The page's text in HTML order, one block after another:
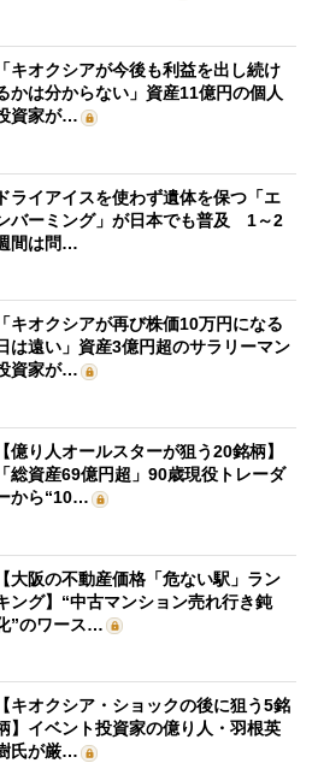
「キオクシアが今後も利益を出し続け
かは分からない」資産11億円の個人
資家が…
ドライアイスを使わず遺体を保つ「エ
バーミング」が日本でも普及 1～2
間は問…
「キオクシアが再び株価10万円になる
は遠い」資産3億円超のサラリーマン
資家が…
【億り人オールスターが狙う20銘柄】
「総資産69億円超」90歳現役トレーダ
から“10…
【大阪の不動産価格「危ない駅」ラン
ング】“中古マンション売れ行き鈍
”のワース…
【キオクシア・ショックの後に狙う5銘
】イベント投資家の億り人・羽根英
氏が厳…